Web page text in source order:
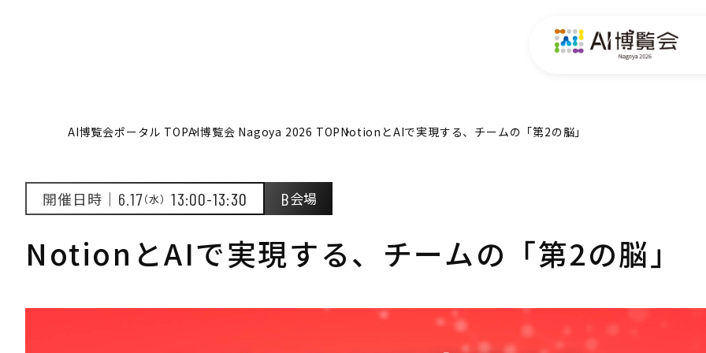
AI博覧会ポータル TOPAI博覧会 Nagoya 2026 TOPNotionとAIで実現する、チームの「第2の脳」
開催日時｜ 6.17（水）13:00-13:30 B会場
NotionとAIで実現する、チームの「第2の脳」